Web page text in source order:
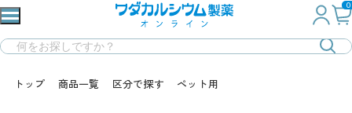
0
トップ 商品一覧 区分で探す ペット用